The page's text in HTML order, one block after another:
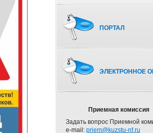
ПОРТАЛ
ЭЛЕКТРОННОЕ
Приемная комиссия
Задать вопрос Приемной
e-mail: priem@kuzstu-nf.ru